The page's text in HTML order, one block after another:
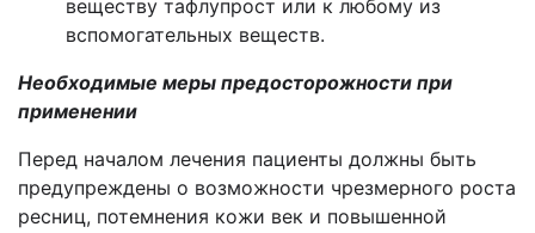
веществу тафлупрост или к любому из
вспомогательных веществ.
Необходимые меры предосторожности при
применении
Перед началом лечения пациенты должны быть
предупреждены о возможности чрезмерного роста
ресниц, потемнения кожи век и повышенной